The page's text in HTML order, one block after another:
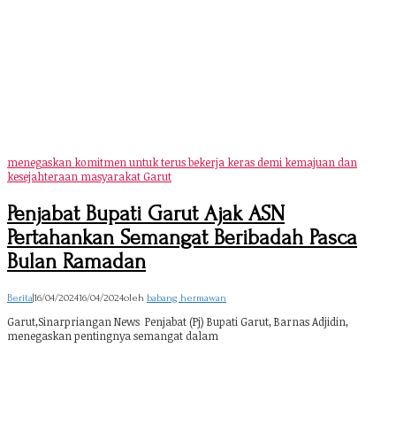
menegaskan komitmen untuk terus bekerja keras demi kemajuan dan
kesejahteraan masyarakat Garut
Penjabat Bupati Garut Ajak ASN
Pertahankan Semangat Beribadah Pasca
Bulan Ramadan
Berita|16/04/202416/04/2024oleh babang hermawan
Garut,Sinarpriangan News Penjabat (Pj) Bupati Garut, Barnas Adjidin,
menegaskan pentingnya semangat dalam